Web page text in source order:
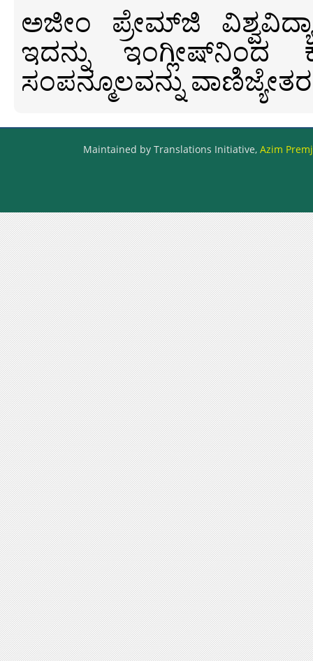
ಅಜೀಂ ಪ್ರೇಮ್‍ಜಿ
ಇದನ್ನು ಇಂಗ್ಲೀಷ್‍ನಿಂದ
ಸಂಪನ್ಮೂಲವನ್ನು
Maintained by Translations Initiative, Azim